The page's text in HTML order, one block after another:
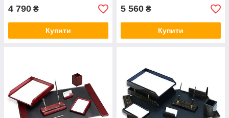
4 790 ₴
Купити
5 560 ₴
Купити